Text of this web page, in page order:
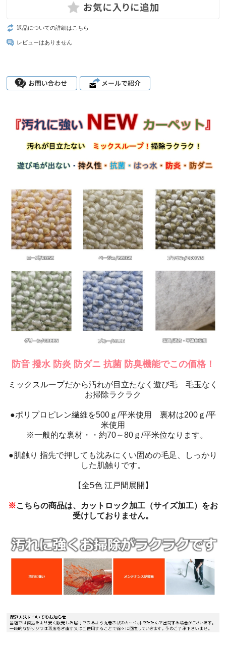
返品についての詳細はこちら
レビューはありません
防音 撥水 防炎 防ダニ 抗菌 防臭機能でこの価格！
ミックスループだから汚れが目立たなく遊び毛 毛玉なく
お掃除ラクラク
●ポリプロピレン繊維を500ｇ/平米使用 裏材は200ｇ/平
米使用
※一般的な裏材・・約70～80ｇ/平米位なります。
●肌触り 指先で押しても沈みにくい固めの毛足、しっかり
した肌触りです。
【全5色 江戸間展開】
※こちらの商品は、カットロック加工（サイズ加工）をお
受けしておりません。